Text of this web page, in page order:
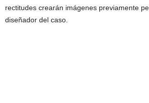
rectitudes crearán imágenes previamente
diseñador del caso.